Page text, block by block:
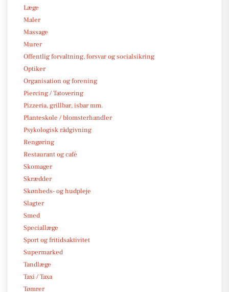
Læge
Maler
Massage
Murer
Offentlig forvaltning, forsvar og socialsikring
Optiker
Organisation og forening
Piercing / Tatovering
Pizzeria, grillbar, isbar mm.
Planteskole / blomsterhandler
Psykologisk rådgivning
Rengøring
Restaurant og café
Skomager
Skrædder
Skønheds- og hudpleje
Slagter
Smed
Speciallæge
Sport og fritidsaktivitet
Supermarked
Tandlæge
Taxi / Taxa
Tømrer